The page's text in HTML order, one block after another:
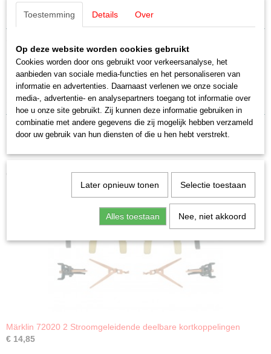
Specificaties
E339740
Schaal
H0 (1:87)
Staat
Nieuw
Märklin E339740 Koppelingshaak 10
stuks
Ook interessant
Märklin 72020 2 Stroomgeleidende deelbare kortkoppelingen
€ 14,85
Toestemming Details Over
Op deze website worden cookies gebruikt
Cookies worden door ons gebruikt voor verkeersanalyse, het
aanbieden van sociale media-functies en het personaliseren van
informatie en advertenties. Daarnaast verlenen we onze sociale
media-, advertentie- en analysepartners toegang tot informatie over
hoe u onze site gebruikt. Zij kunnen deze informatie gebruiken in
combinatie met andere gegevens die zij mogelijk hebben verzameld
door uw gebruik van hun diensten of die u hen hebt verstrekt.
Later opnieuw tonen Selectie toestaan
Alles toestaan Nee, niet akkoord